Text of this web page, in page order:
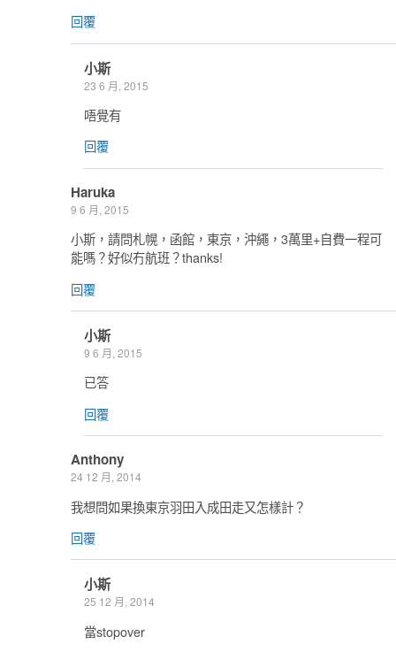
回覆
小斯
23 6 月, 2015
唔覺有
回覆
Haruka
9 6 月, 2015
小斯，請問札幌，函館，東京，沖繩，3萬里+自費一程可
能嗎？好似冇航班？thanks!
回覆
小斯
9 6 月, 2015
已答
回覆
Anthony
24 12 月, 2014
我想問如果換東京羽田入成田走又怎樣計？
回覆
小斯
25 12 月, 2014
當stopover